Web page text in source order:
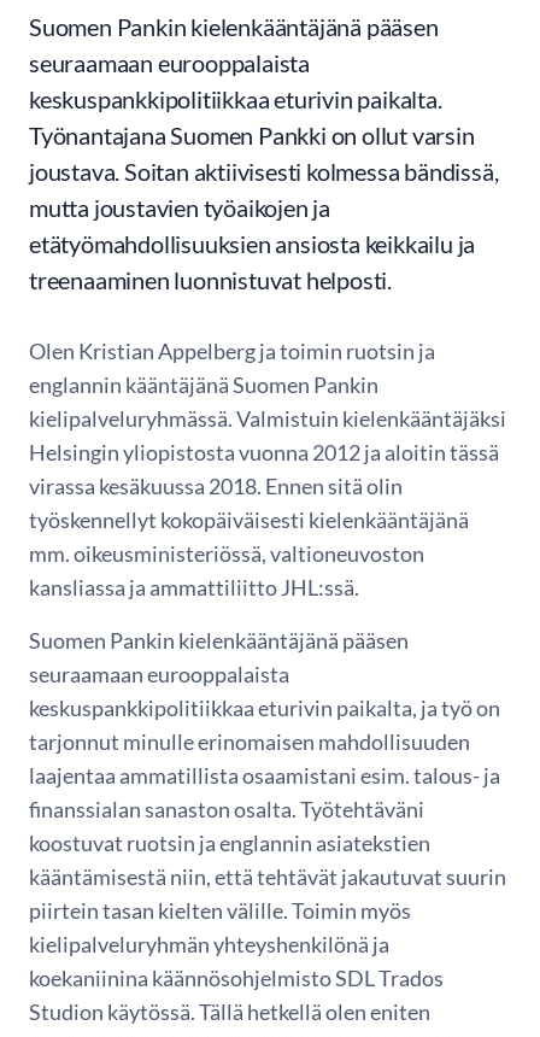
Suomen Pankin kielenkääntäjänä pääsen
seuraamaan eurooppalaista
keskuspankkipolitiikkaa eturivin paikalta.
Työnantajana Suomen Pankki on ollut varsin
joustava. Soitan aktiivisesti kolmessa bändissä,
mutta joustavien työaikojen ja
etätyömahdollisuuksien ansiosta keikkailu ja
treenaaminen luonnistuvat helposti.
Olen Kristian Appelberg ja toimin ruotsin ja
englannin kääntäjänä Suomen Pankin
kielipalveluryhmässä. Valmistuin kielenkääntäjäksi
Helsingin yliopistosta vuonna 2012 ja aloitin tässä
virassa kesäkuussa 2018. Ennen sitä olin
työskennellyt kokopäiväisesti kielenkääntäjänä
mm. oikeusministeriössä, valtioneuvoston
kansliassa ja ammattiliitto JHL:ssä.
Suomen Pankin kielenkääntäjänä pääsen
seuraamaan eurooppalaista
keskuspankkipolitiikkaa eturivin paikalta, ja työ on
tarjonnut minulle erinomaisen mahdollisuuden
laajentaa ammatillista osaamistani esim. talous- ja
finanssialan sanaston osalta. Työtehtäväni
koostuvat ruotsin ja englannin asiatekstien
kääntämisestä niin, että tehtävät jakautuvat suurin
piirtein tasan kielten välille. Toimin myös
kielipalveluryhmän yhteyshenkilönä ja
koekaniinina käännösohjelmisto SDL Trados
Studion käytössä. Tällä hetkellä olen eniten